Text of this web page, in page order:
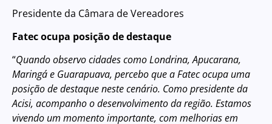
Presidente da Câmara de Vereadores
Fatec ocupa posição de destaque
“Quando observo cidades como Londrina, Apucarana,
Maringá e Guarapuava, percebo que a Fatec ocupa uma
posição de destaque neste cenário. Como presidente da
Acisi, acompanho o desenvolvimento da região. Estamos
vivendo um momento importante, com melhorias em